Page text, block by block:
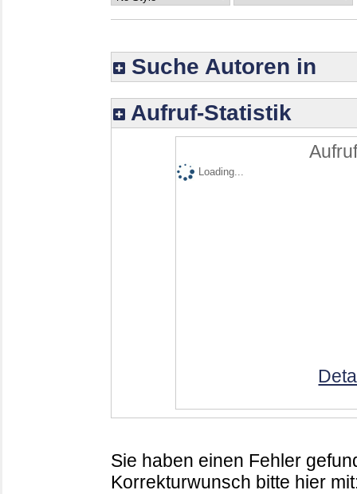
Suche Autoren in
Aufruf-Statistik
Loading...
Sie haben einen Fehler
Korrekturwunsch bitte hier